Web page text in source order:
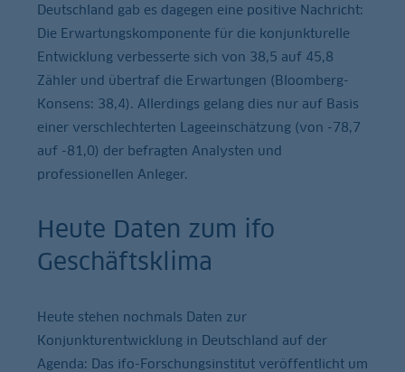
Deutschland gab es dagegen eine positive Nachricht:
Die Erwartungskomponente für die konjunkturelle
Entwicklung verbesserte sich von 38,5 auf 45,8
Zähler und übertraf die Erwartungen (Bloomberg-
Konsens: 38,4). Allerdings gelang dies nur auf Basis
einer verschlechterten Lageeinschätzung (von -78,7
auf -81,0) der befragten Analysten und
professionellen Anleger.
Heute Daten zum ifo
Geschäftsklima
Heute stehen nochmals Daten zur
Konjunkturentwicklung in Deutschland auf der
Agenda: Das ifo-Forschungsinstitut veröffentlicht um